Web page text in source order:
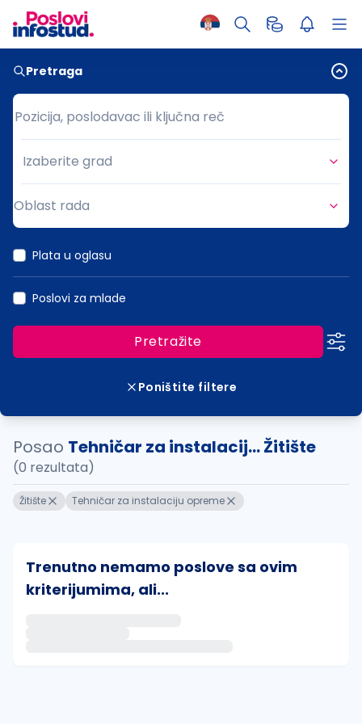
Pretraga
Pozicija, poslodavac ili ključna reč
Pozicija, poslodavac ili ključna reč
Grad
Izaberite grad
Oblast rada
Plata u oglasu
Poslovi za mlade
Pretražite
Poništite filtere
Posao Tehničar za instalacij... Žitište
(0 rezultata)
Žitište Tehničar za instalaciju opreme
Trenutno nemamo poslove sa ovim
kriterijumima, ali...